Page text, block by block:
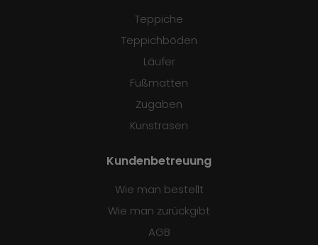
Teppiche
Teppichböden
Läufer
Fußmatten
Zugaben
Kunstrasen
Kundenbetreuung
Wie man bestellt
Wie man zurückgibt
AGB